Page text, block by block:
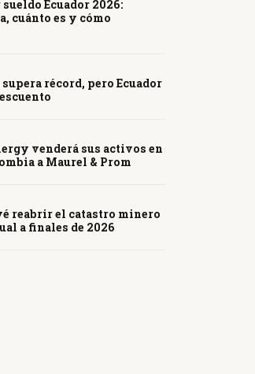
Ecuador 2026:
cuánto es y cómo
récord, pero Ecuador
venderá sus activos en
a Maurel & Prom
reabrir el catastro minero
a finales de 2026